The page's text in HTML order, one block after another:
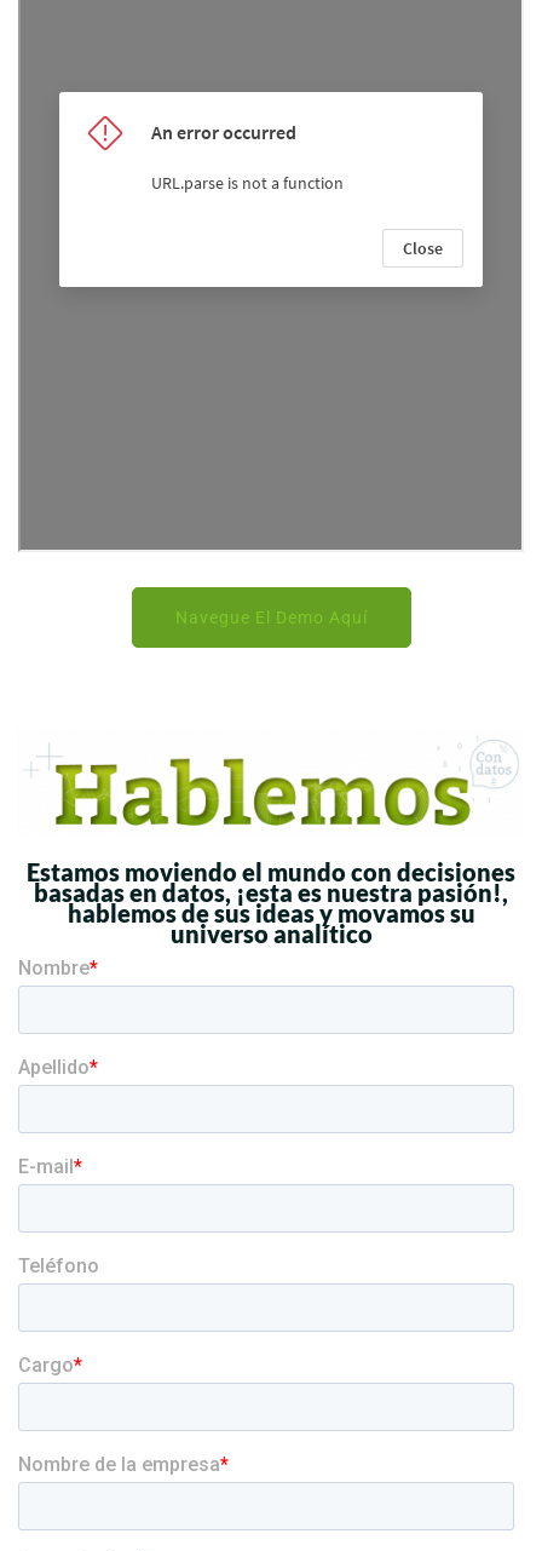
Navegue El Demo Aquí
Estamos moviendo el mundo con decisiones
basadas en datos, ¡esta es nuestra pasión!,
hablemos de sus ideas y movamos su
universo analítico